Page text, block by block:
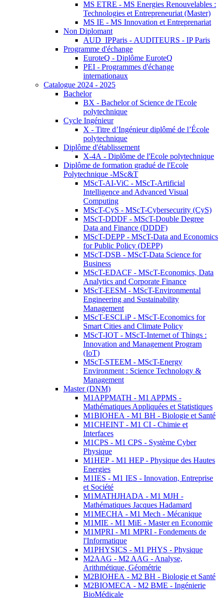
MS ETRE - MS Energies Renouvelables :
Technologies et Entrepreneuriat (Master)
MS IE - MS Innovation et Entreprenariat
Non Diplomant
AUD_IPParis - AUDITEURS - IP Paris
Programme d'échange
EuroteQ - Diplôme EuroteQ
PEI - Programmes d'échange
internationaux
Catalogue 2024 - 2025
Bachelor
BX - Bachelor of Science de l'Ecole
polytechnique
Cycle Ingénieur
X - Titre d’Ingénieur diplômé de l’École
polytechnique
Diplôme d'établissement
X-4A - Diplôme de l'Ecole polytechnique
Diplôme de formation gradué de l'Ecole
Polytechnique -MSc&T
MScT-AI-ViC - MScT-Artificial
Intelligence and Advanced Visual
Computing
MScT-CyS - MScT-Cybersecurity (CyS)
MScT-DDDF - MScT-Double Degree
Data and Finance (DDDF)
MScT-DEPP - MScT-Data and Economics
for Public Policy (DEPP)
MScT-DSB - MScT-Data Science for
Business
MScT-EDACF - MScT-Economics, Data
Analytics and Corporate Finance
MScT-EESM - MScT-Environmental
Engineering and Sustainability
Management
MScT-ESCLiP - MScT-Economics for
Smart Cities and Climate Policy
MScT-IOT - MScT-Internet of Things :
Innovation and Management Program
(IoT)
MScT-STEEM - MScT-Energy
Environment : Science Technology &
Management
Master (DNM)
M1APPMATH - M1 APPMS -
Mathématiques Appliquées et Statistiques
M1BIOHEA - M1 BH - Biologie et Santé
M1CHEINT - M1 CI - Chimie et
Interfaces
M1CPS - M1 CPS - Système Cyber
Physique
M1HEP - M1 HEP - Physique des Hautes
Energies
M1IES - M1 IES - Innovation, Entreprise
et Société
M1MATHJHADA - M1 MJH -
Mathématiques Jacques Hadamard
M1MECHA - M1 Mech - Mécanique
M1MIE - M1 MiE - Master en Economie
M1MPRI - M1 MPRI - Fondements de
l'Informatique
M1PHYSICS - M1 PHYS - Physique
M2AAG - M2 AAG - Analyse,
Arithmétique, Géométrie
M2BIOHEA - M2 BH - Biologie et Santé
M2BIOMECA - M2 BME - Ingénierie
BioMédicale